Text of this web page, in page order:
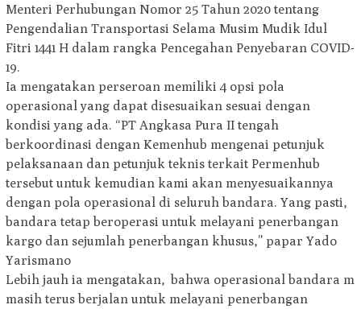
Menteri Perhubungan Nomor 25 Tahun 2020 tentang
Pengendalian Transportasi Selama Musim Mudik Idul
Fitri 1441 H dalam rangka Pencegahan Penyebaran COVID-
19.
Ia mengatakan perseroan memiliki 4 opsi pola
operasional yang dapat disesuaikan sesuai dengan
kondisi yang ada. “PT Angkasa Pura II tengah
berkoordinasi dengan Kemenhub mengenai petunjuk
pelaksanaan dan petunjuk teknis terkait Permenhub
tersebut untuk kemudian kami akan menyesuaikannya
dengan pola operasional di seluruh bandara. Yang pasti,
bandara tetap beroperasi untuk melayani penerbangan
kargo dan sejumlah penerbangan khusus,” papar Yado
Yarismano
Lebih jauh ia mengatakan, bahwa operasional bandara m
masih terus berjalan untuk melayani penerbangan